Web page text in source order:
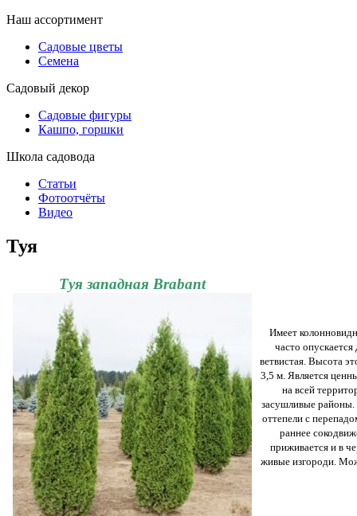
Наш ассортимент
Садовые цветы
Семена
Садовый декор
Садовые фигуры
Кашпо, горшки
Школа садовода
Статьи
Фотоотчёты
Видео
Туя
Туя западная Brabant
Имеет
часто
ветвистая. Высота
3,5 м. Является
на всей
засушливые районы.
оттепели с
раннее
приживается и в
живые изгороди.